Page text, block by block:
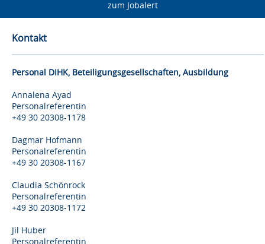
zum Jobalert
Kontakt
Personal DIHK, Beteiligungsgesellschaften, Ausbildung
Annalena Ayad
Personalreferentin
+49 30 20308-1178
Dagmar Hofmann
Personalreferentin
+49 30 20308-1167
Claudia Schönrock
Personalreferentin
+49 30 20308-1172
Jil Huber
Personalreferentin